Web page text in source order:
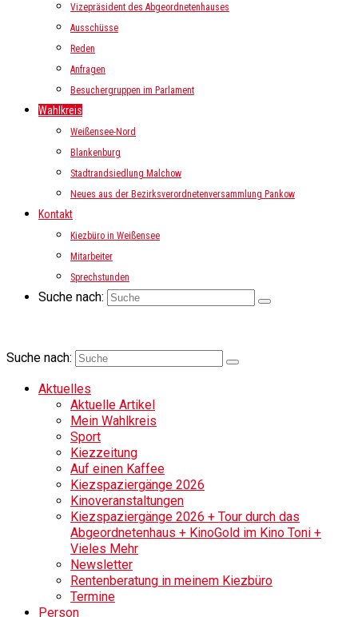
Vizepräsident des Abgeordnetenhauses
Ausschüsse
Reden
Anfragen
Besuchergruppen im Parlament
Wahlkreis
Weißensee-Nord
Blankenburg
Stadtrandsiedlung Malchow
Neues aus der Bezirksverordnetenversammlung Pankow
Kontakt
Kiezbüro in Weißensee
Mitarbeiter
Sprechstunden
Suche nach:
Suche nach:
Aktuelles
Aktuelle Artikel
Mein Wahlkreis
Sport
Kiezzeitung
Auf einen Kaffee
Kiezspaziergänge 2026
Kinoveranstaltungen
Kiezspaziergänge 2026 + Tour durch das
Abgeordnetenhaus + KinoGold im Kino Toni +
Vieles Mehr
Newsletter
Rentenberatung in meinem Kiezbüro
Termine
Person